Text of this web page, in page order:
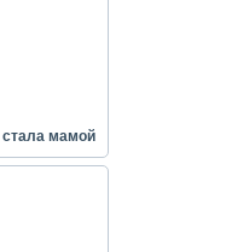
стала мамой